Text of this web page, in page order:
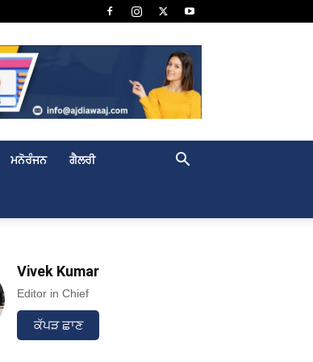
ਮਨੋਰੰਜਨ ਗੈਲਰੀ
Vivek Kumar
Editor in Chief
ਕੱਪੜ ਛਾਣ